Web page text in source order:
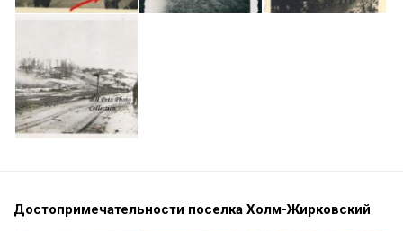
Достопримечательности поселка Холм-Жирковский